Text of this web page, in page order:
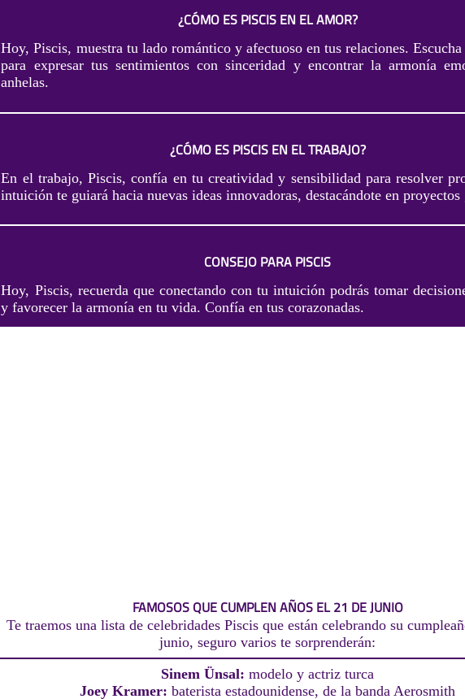
¿CÓMO ES PISCIS EN EL AMOR?
Hoy, Piscis, muestra tu lado romántico y afectuoso en tus relaciones.
para expresar tus sentimientos con sinceridad y encontrar la armonía
anhelas.
¿CÓMO ES PISCIS EN EL TRABAJO?
En el trabajo, Piscis, confía en tu creatividad y sensibilidad para resolver
intuición te guiará hacia nuevas ideas innovadoras, destacándote en proyectos
CONSEJO PARA PISCIS
Hoy, Piscis, recuerda que conectando con tu intuición podrás tomar
y favorecer la armonía en tu vida. Confía en tus corazonadas.
FAMOSOS QUE CUMPLEN AÑOS EL 21 DE JUNIO
Te traemos una lista de celebridades Piscis que están celebrando su
junio, seguro varios te sorprenderán:
Sinem Ünsal: modelo y actriz turca
Joey Kramer: baterista estadounidense, de la banda Aerosmith